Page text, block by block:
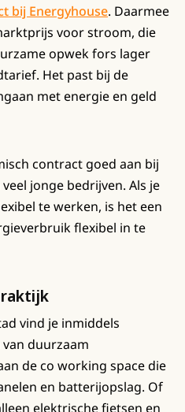
bij Energyhouse. Daarmee
voor stroom, die
opwek fors lager
Het past bij de
met energie en geld
contract goed aan bij
jonge bedrijven. Als je
te werken, is het een
flexibel in te
vind je inmiddels
duurzaam
de co working space die
en batterijopslag. Of
elektrische fietsen en